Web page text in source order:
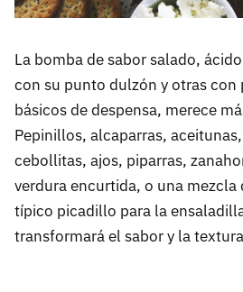
La bomba de sabor salado,
con su punto dulzón y otras con
básicos de despensa, merece
Pepinillos, alcaparras,
cebollitas, ajos, piparras,
verdura encurtida, o una mezcla
típico picadillo para la
transformará el sabor y la